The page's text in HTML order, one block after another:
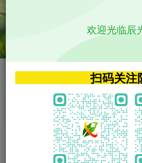
VIP特权介绍
VIP特权介绍
火
VIP特权介绍
欢迎光临辰
扫码关注